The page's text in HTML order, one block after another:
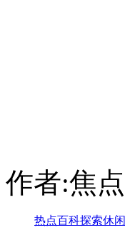
作者:焦点
热点百科探索休闲